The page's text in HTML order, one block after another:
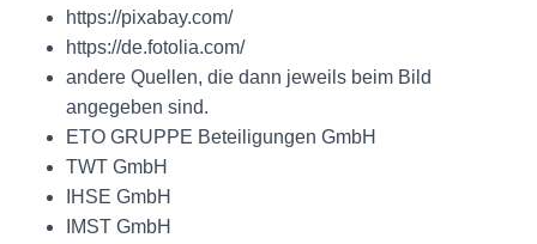
https://pixabay.com/
https://de.fotolia.com/
andere Quellen, die dann jeweils beim Bild
angegeben sind.
ETO GRUPPE Beteiligungen GmbH
TWT GmbH
IHSE GmbH
IMST GmbH